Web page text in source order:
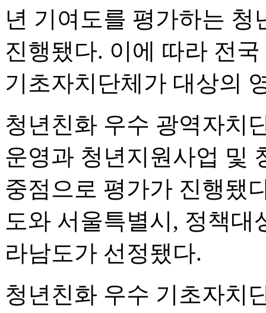
년 기여도를 평가하는
진행됐다. 이에 따라 전
기초자치단체가 대상의
청년친화 우수 광역자치
운영과 청년지원사업 및
중점으로 평가가 진행됐
도와 서울특별시, 정책대
라남도가 선정됐다.
청년친화 우수 기초자치